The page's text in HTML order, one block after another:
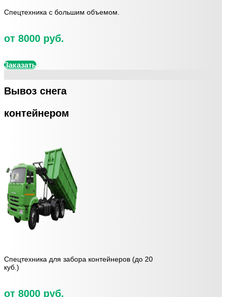
Спецтехника с большим объемом.
от 8000 руб.
Заказать
Вывоз снега
контейнером
Спецтехника для забора контейнеров (до 20
куб.)
от 8000 руб.